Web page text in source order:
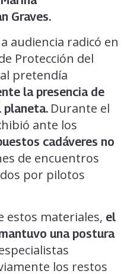
Graves.
audiencia radicó en
Protección del
pretendía
la presencia de
planeta. Durante el
ante los
cadáveres no
de encuentros
por pilotos
estos materiales, el
una postura
los restos